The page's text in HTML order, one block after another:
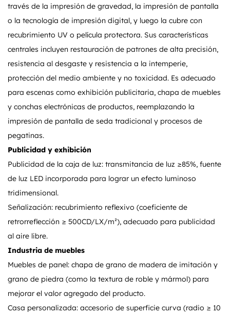
través de la impresión de gravedad, la impresión de pantalla
o la tecnología de impresión digital, y luego la cubre con
recubrimiento UV o película protectora. Sus características
centrales incluyen restauración de patrones de alta precisión,
resistencia al desgaste y resistencia a la intemperie,
protección del medio ambiente y no toxicidad. Es adecuado
para escenas como exhibición publicitaria, chapa de muebles
y conchas electrónicas de productos, reemplazando la
impresión de pantalla de seda tradicional y procesos de
pegatinas.
Publicidad y exhibición
Publicidad de la caja de luz: transmitancia de luz ≥85%, fuente
de luz LED incorporada para lograr un efecto luminoso
tridimensional.
Señalización: recubrimiento reflexivo (coeficiente de
retrorreflección ≥ 500CD/LX/m²), adecuado para publicidad
al aire libre.
Industria de muebles
Muebles de panel: chapa de grano de madera de imitación y
grano de piedra (como la textura de roble y mármol) para
mejorar el valor agregado del producto.
Casa personalizada: accesorio de superficie curva (radio ≥ 10